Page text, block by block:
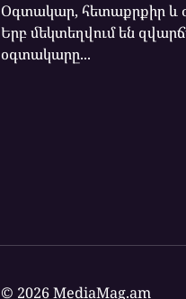
Օգտակար, հետաքրքիր և
Երբ մեկտեղվում են
օգտակարը...
© 2026 MediaMag.am